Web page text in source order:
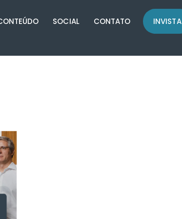
SOCIAL CONTATO INVISTA